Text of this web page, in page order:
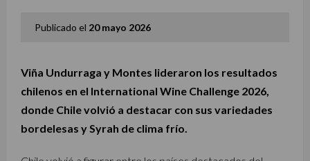
Publicado el 20 mayo 2026
Viña Undurraga y Montes lideraron los resultados
chilenos en el International Wine Challenge 2026,
donde Chile volvió a destacar con sus variedades
bordelesas y Syrah de clima frío.